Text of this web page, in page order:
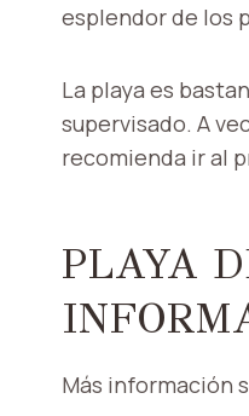
esplendor de los
La playa es
supervisado. A
recomienda ir al
PLAYA
Más información